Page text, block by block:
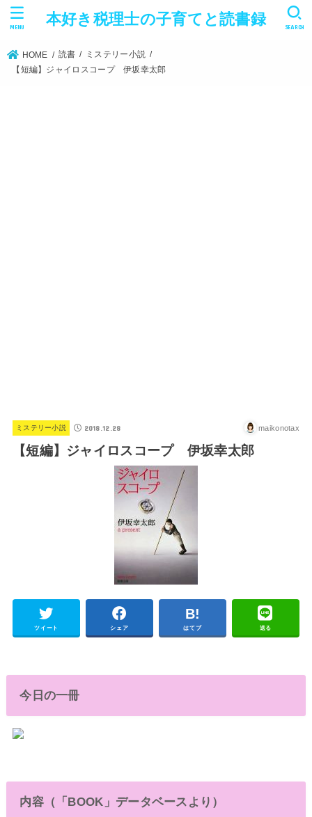
本好き税理士の子育てと読書録 SEARCH
MENU
HOME 読書
ミステリー小説
【短編】ジャイロスコープ 伊坂幸太郎
ミステリー小説 2018.12.28 maikonotax
【短編】ジャイロスコープ 伊坂幸太郎
ツイート シェア はてブ 送る
今日の一冊
内容（「BOOK」データベースより）